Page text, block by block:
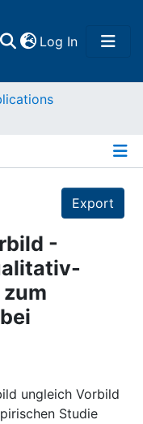
Log In(current)
Export
-
ungleich Vorbild
Studie